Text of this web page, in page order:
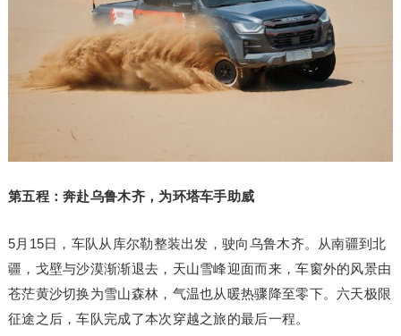
第五程：奔赴乌鲁木齐，为环塔车手助威
5月15日，车队从库尔勒整装出发，驶向乌鲁木齐。从南疆到北
疆，戈壁与沙漠渐渐退去，天山雪峰迎面而来，车窗外的风景由
苍茫黄沙切换为雪山森林，气温也从暖热骤降至零下。六天极限
征途之后，车队完成了本次穿越之旅的最后一程。